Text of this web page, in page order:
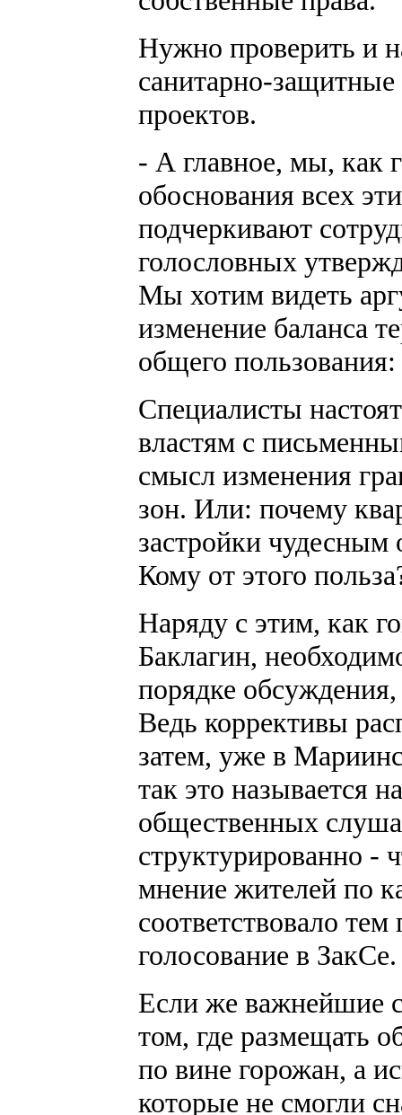
Нужно проверить и
санитарно-
проектов.
- А главное, мы, как
обоснования всех
подчеркивают
голословных
Мы хотим видеть
изменение баланса
общего
Специалисты
властям с
смысл изменения
зон. Или: почему
застройки чудесным
Кому от этого
Наряду с этим, как
Баклагин,
порядке
Ведь коррективы
затем, уже в
так это называется
общественных
структурированно -
мнение жителей по
соответствовало
голосование в ЗакСе.
Если же важнейшие
том, где размещать
по вине горожан, а
которые не смогли